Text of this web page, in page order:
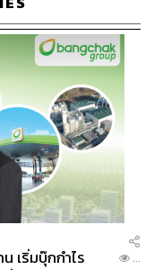
เริ่มบุ๊กกำไร
...